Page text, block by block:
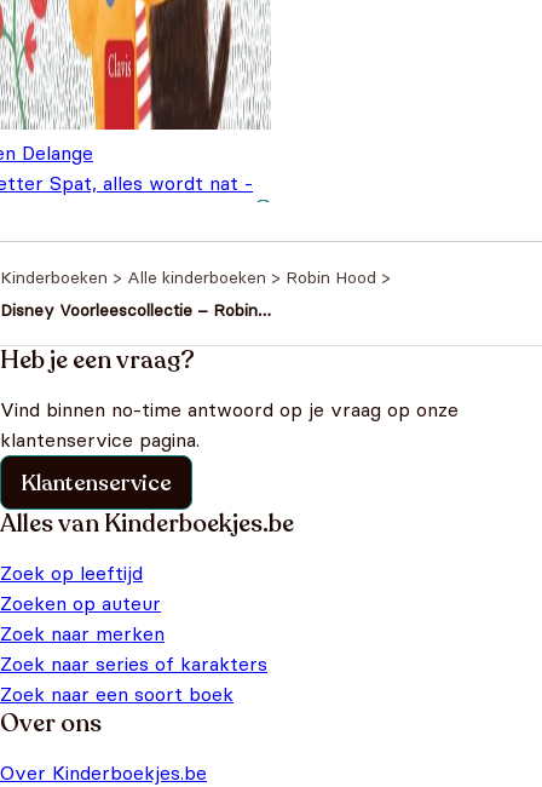
Delange
Spat, alles wordt nat -
Kinderboeken > Alle kinderboeken > Robin Hood >
Disney Voorleescollectie – Robin
Heb je een vraag?
Vind binnen no-time antwoord op je vraag op onze
klantenservice pagina.
Klantenservice
Alles van Kinderboekjes.be
Zoek op leeftijd
Zoeken op auteur
Zoek naar merken
Zoek naar series of karakters
Zoek naar een soort boek
Over ons
Over Kinderboekjes.be